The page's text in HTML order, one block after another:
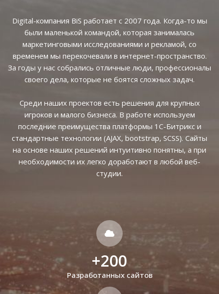
Digital-компания BiS работает с 2007 года. Когда-то мы
были маленькой командой, которая занималась
маркетинговыми исследованиями и рекламой, со
временем мы перекочевали в интернет-пространство.
За годы у нас собрались отличные люди, профессионалы
своего дела, которые не боятся сложных задач.
Среди наших проектов есть решения для крупных
игроков и малого бизнеса. В работе используем
последние преимущества платформы 1С-Битрикс и
стандартные технологии (AJAX, bootstrap, SCSS). Сайты
на основе наших решений интуитивно понятны, а при
необходимости их легко доработают в любой веб-
студии.
+200
Разработанных сайтов